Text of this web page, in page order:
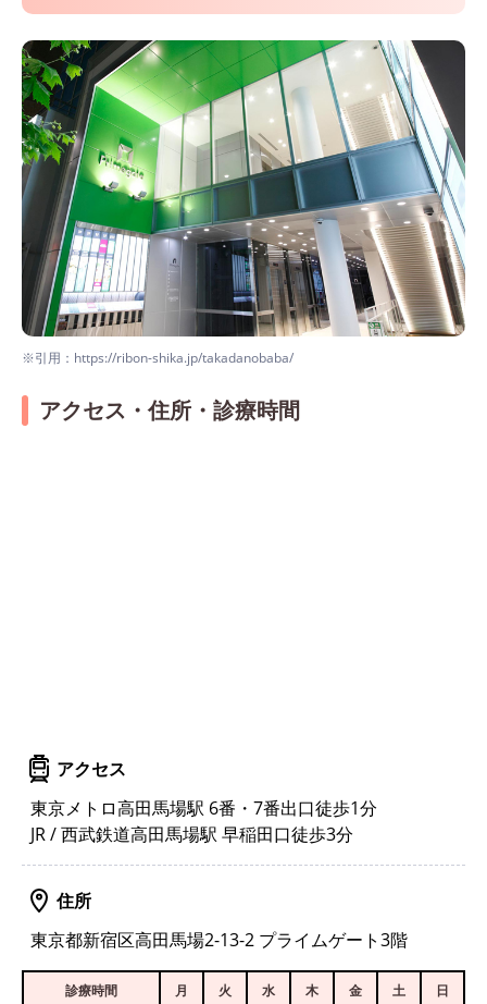
※引用：https://ribon-shika.jp/takadanobaba/
アクセス・住所・診療時間
アクセス
東京メトロ高田馬場駅 6番・7番出口徒歩1分
JR / 西武鉄道高田馬場駅 早稲田口徒歩3分
住所
東京都新宿区高田馬場2-13-2 プライムゲート3階
診療時間 月 火 水 木 金 土 日